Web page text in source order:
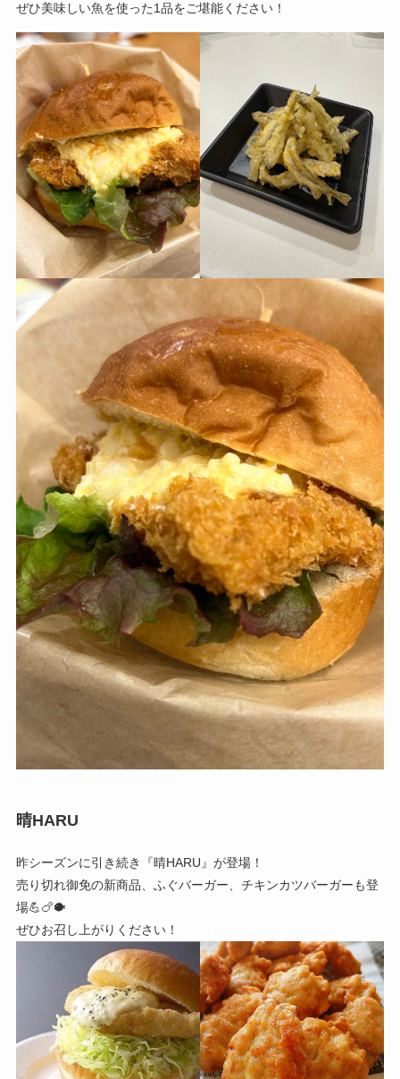
ぜひ美味しい魚を使った1品をご堪能ください！
晴HARU
昨シーズンに引き続き『晴HARU』が登場！
売り切れ御免の新商品、ふぐバーガー、チキンカツバーガーも登
場💪🍗🐡
ぜひお召し上がりください！